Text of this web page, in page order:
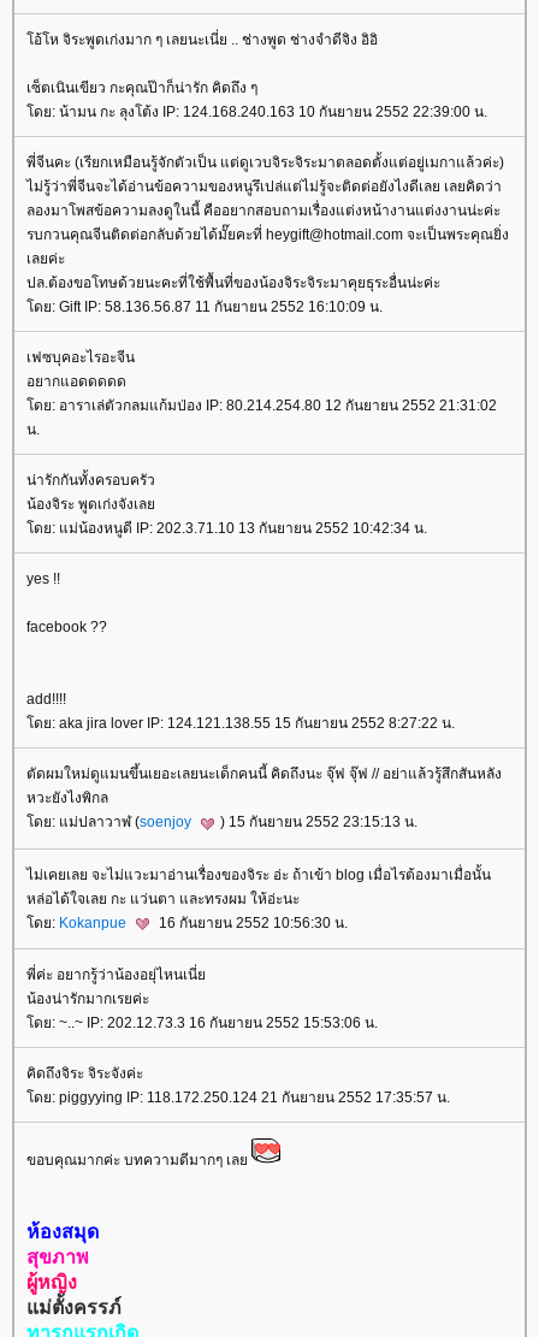
อ้โห จิระพูดเก่งมาก ๆ เลยนะเนี่ย .. ช่างพูด ช่างจำดีจิง อิอิ
เซ็ตเนินเขียว กะคุณป๊าก็น่ารัก คิดถึง ๆ
ดย: น้ามน กะ ลุงโต้ง IP: 124.168.240.163 10 กันยายน 2552 22:39:00 น.
พี่จีนคะ (เรียกเหมือนรู้จักตัวเป็น แต่ดูเวบจิระจิระมาตลอดตั้งแต่อยู่เมกาแล้วค่ะ)
ไม่รู้ว่าพี่จีนจะได้อ่านข้อความของหนูรึเปล่แต่ไม่รู้จะติดต่อยังไงดีเลย เลยคิดว่า
ลองมาโพสข้อความลงดูในนี้ คืออยากสอบถามเรื่องแต่งหน้างานแต่งงานน่ะค่ะ
รบกวนคุณจีนติดต่อกลับด้วยได้มั๊ยคะที่ heygift@hotmail.com จะเป็นพระคุณยิ่ง
เลยค่ะ
ปล.ต้องขอโทษด้วยนะคะที่ใช้พื้นที่ของน้องจิระจิระมาคุยธุระอื่นน่ะค่ะ
ดย: Gift IP: 58.136.56.87 11 กันยายน 2552 16:10:09 น.
เฟซบุคอะไรอะจีน
อยากแอดดดดด
ดย: อาราเล่ตัวกลมแก้มป่อง IP: 80.214.254.80 12 กันยายน 2552 21:31:02
น.
น่ารักกันทั้งครอบครัว
น้องจิระ พูดเก่งจังเล
ดย: แม่น้องหนูดี IP: 202.3.71.10 13 กันยายน 2552 10:42:34 น.
yes !!
facebook ??
add!!!!
ดย: aka jira lover IP: 124.121.138.55 15 กันยายน 2552 8:27:22 น.
ตัดผมใหม่ดูแมนขึ้นเยอะเลยนะเด็กคนนี้ คิดถึงนะ จุ๊ฟ จุ๊ฟ // อย่าแล้วรู้สึกสันหลัง
หวะยังไงพิกล
ดย: แม่ปลาวาฬ (soenjoy ) 15 กันยายน 2552 23:15:13 น.
ไม่เคยเลย จะไม่แวะมาอ่านเรื่องของจิระ อ่ะ ถ้าเข้า blog เมื่อไรต้องมาเมื่อนั้น
หล่อได้ใจเลย กะ แว่นตา และทรงผม ให้อ่ะนะ
ดย: Kokanpue 16 กันยายน 2552 10:56:30 น.
พี่ค่ะ อยากรู้ว่าน้องอยุ่ไหนเนี่
น้องน่ารักมากเรยค่ะ
ดย: ~..~ IP: 202.12.73.3 16 กันยายน 2552 15:53:06 น.
คิดถึงจิระ จิระจังค่ะ
ดย: piggyying IP: 118.172.250.124 21 กันยายน 2552 17:35:57 น.
ขอบคุณมากค่ะ บทความดีมากๆ เล
ห้องสมุด
สุขภาพ
ผู้หญิง
ม่ตั้งครรภ์
ทารกแรกเกิด